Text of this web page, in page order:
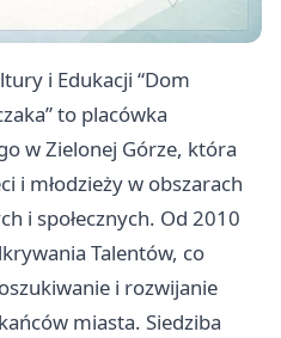
i Edukacji “Dom
to placówka
w Zielonej Górze, która
i młodzieży w obszarach
i społecznych. Od 2010
Talentów, co
i rozwijanie
miasta. Siedziba